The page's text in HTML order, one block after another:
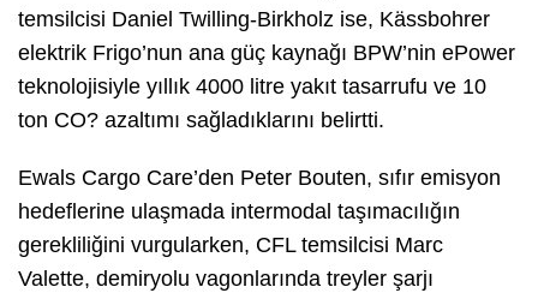
temsilcisi Daniel Twilling-Birkholz ise, Kässbohrer
elektrik Frigo’nun ana güç kaynağı BPW’nin ePower
teknolojisiyle yıllık 4000 litre yakıt tasarrufu ve 10
ton CO? azaltımı sağladıklarını belirtti.
Ewals Cargo Care’den Peter Bouten, sıfır emisyon
hedeflerine ulaşmada intermodal taşımacılığın
gerekliliğini vurgularken, CFL temsilcisi Marc
Valette, demiryolu vagonlarında treyler şarjı